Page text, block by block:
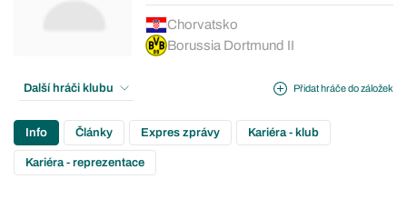
Chorvatsko
Borussia Dortmund II
Přidat hráče do záložek
Další hráči klubu
Info Články Expres zprávy Kariéra - klub
Kariéra - reprezentace